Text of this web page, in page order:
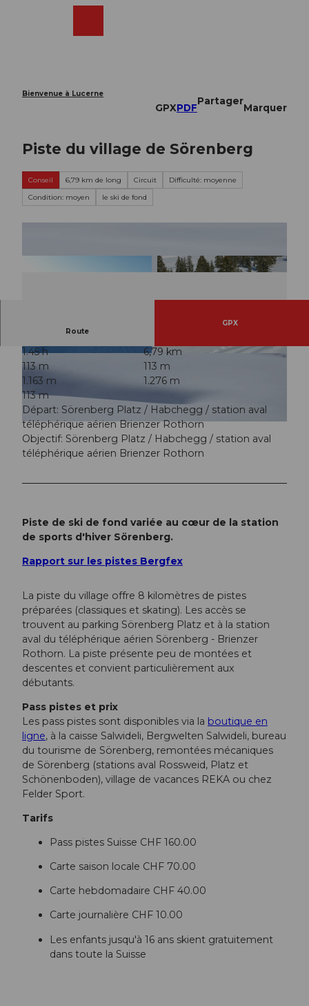
Bienvenue à Lucerne
GPXPDF
Partager
Marquer
Piste du village de Sörenberg
Conseil 6,79 km de long Circuit
Difficulté: moyenne
Condition: moyen
le ski de fond
© David Kurth, UNESCO Biosphäre Entlebuch
häre Entlebuch
Route
GPX
1:45 h
6,79 km
113 m
113 m
1.163 m
1.276 m
113 m
Départ: Sörenberg Platz / Habchegg / station aval
téléphérique aérien Brienzer Rothorn
Objectif: Sörenberg Platz / Habchegg / station aval
téléphérique aérien Brienzer Rothorn
Piste de ski de fond variée au cœur de la station
de sports d'hiver Sörenberg.
Rapport sur les pistes Bergfex
La piste du village offre 8 kilomètres de pistes
préparées (classiques et skating). Les accès se
trouvent au parking Sörenberg Platz et à la station
aval du téléphérique aérien Sörenberg - Brienzer
Rothorn. La piste présente peu de montées et
descentes et convient particulièrement aux
débutants.
Pass pistes et prix
Les pass pistes sont disponibles via la boutique en
ligne, à la caisse Salwideli, Bergwelten Salwideli, bureau
du tourisme de Sörenberg, remontées mécaniques
de Sörenberg (stations aval Rossweid, Platz et
Schönenboden), village de vacances REKA ou chez
Felder Sport.
Tarifs
Pass pistes Suisse CHF 160.00
Carte saison locale CHF 70.00
Carte hebdomadaire CHF 40.00
Carte journalière CHF 10.00
Les enfants jusqu'à 16 ans skient gratuitement
dans toute la Suisse